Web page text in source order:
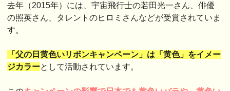
去年（2015年）には、宇宙飛行士の若田光一さん、俳優
の照英さん、タレントのヒロミさんなどが受賞されていま
す。
「父の日黄色いリボンキャンペーン」は「黄色」をイメー
ジカラーとして活動されています。